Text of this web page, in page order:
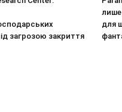
загрозою закриття
лише
для